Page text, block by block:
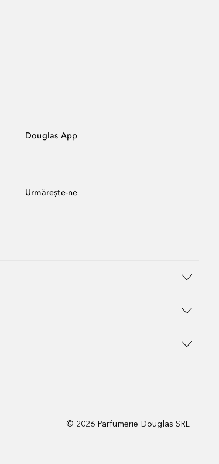
Douglas App
Urmărește-ne
© 2026 Parfumerie Douglas SRL